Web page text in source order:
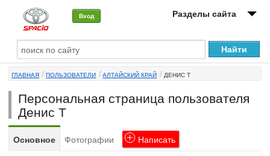
Вход Разделы сайта
О машине
Автоклуб
Форумы
Сервисы и услуги
ГЛАВНАЯ ПОЛЬЗОВАТЕЛИ АЛТАЙСКИЙ КРАЙ ДЕНИС Т
Персональная страница пользователя
Денис Т
Основное Фотографии Написать